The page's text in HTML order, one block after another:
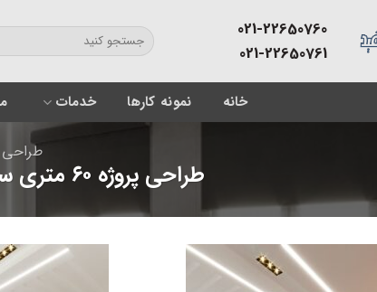
021-22650760
021-22650761
خانه نمونه کارها خدمات
طراحی
طراحی پروژه ۶۰ متری سالن جلسات شرکت بهستان پلاسما